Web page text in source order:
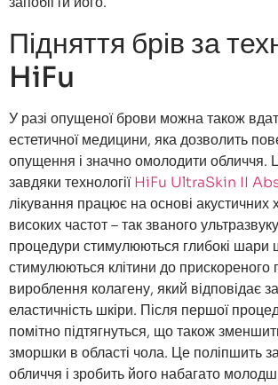
Підняття брів за
HiFu
У разі опущеної брови можна також
естетичної медицини, яка дозволить
опущення і значно омолодити
завдяки технологіїHiFu UltraSkin II
лікування працює на основі акустичних
високих частот – так званого
процедури стимулюються глибокі шари
стимулюються клітини до прискореного
вироблення колагену, який відповідає
еластичність шкіри. Після першої
помітно підтягнуться, що також
зморшки в області чола. Це поліпшить
обличчя і зробить його набагато